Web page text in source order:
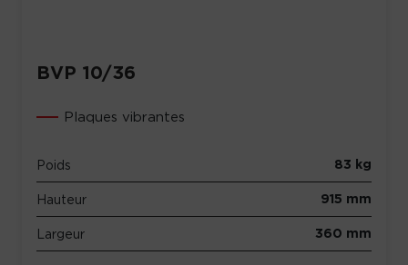
BVP 10/36
Plaques vibrantes
Poids 83 kg
Hauteur 915 mm
Largeur 360 mm